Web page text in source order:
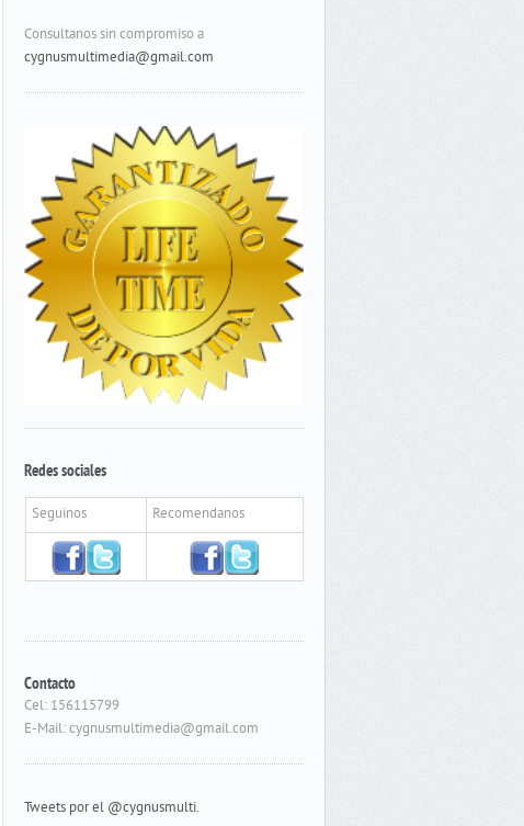
Consultanos sin compromiso a
cygnusmultimedia@gmail.com
Redes sociales
Seguinos Recomendanos
Contacto
Cel: 156115799
E-Mail: cygnusmultimedia@gmail.com
Tweets por el @cygnusmulti.